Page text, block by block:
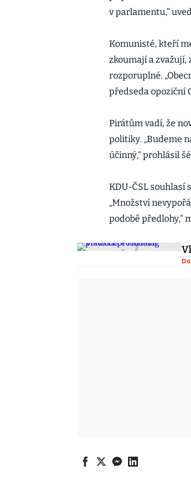
v parlamentu,“
Komunisté, kteří
zkoumají a zvažují,
rozporuplné.
předseda opoziční
Pirátům vadí, že
politiky. „Budeme
účinný,“ prohlásil
KDU-ČSL souhlasí
„Množství
podobě předlohy,“